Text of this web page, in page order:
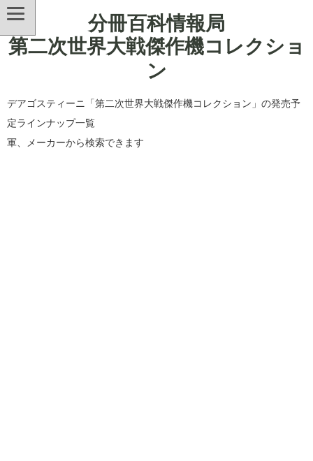
分冊百科情報局
第二次世界大戦傑作機コレクショ
ン
デアゴスティーニ「第二次世界大戦傑作機コレクション」の発売予
定ラインナップ一覧
軍、メーカーから検索できます